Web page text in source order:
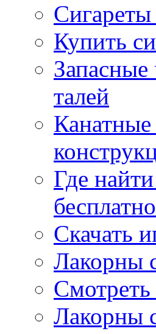
Купить
талей
Где
Скачать
Лакорны
Лакорны